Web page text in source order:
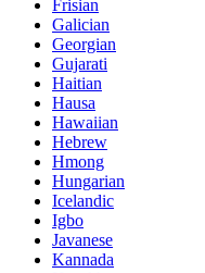
Frisian
Galician
Georgian
Gujarati
Haitian
Hausa
Hawaiian
Hebrew
Hmong
Hungarian
Icelandic
Igbo
Javanese
Kannada